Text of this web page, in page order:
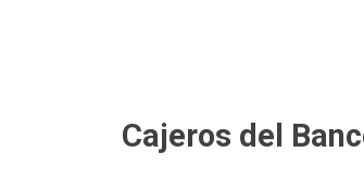
Cajeros del